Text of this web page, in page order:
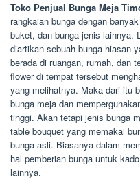
Toko Penjual Bunga Meja
rangkaian bunga dengan
buket, dan bunga jenis lainnya.
diartikan sebuah bunga hiasan
berada di ruangan, rumah, dan
flower di tempat tersebut
yang melihatnya. Maka dari itu
bunga meja dan
tinggi. Akan tetapi jenis bunga
table bouquet yang memakai
bunga asli. Biasanya dalam
hal pemberian bunga untuk
lainnya.